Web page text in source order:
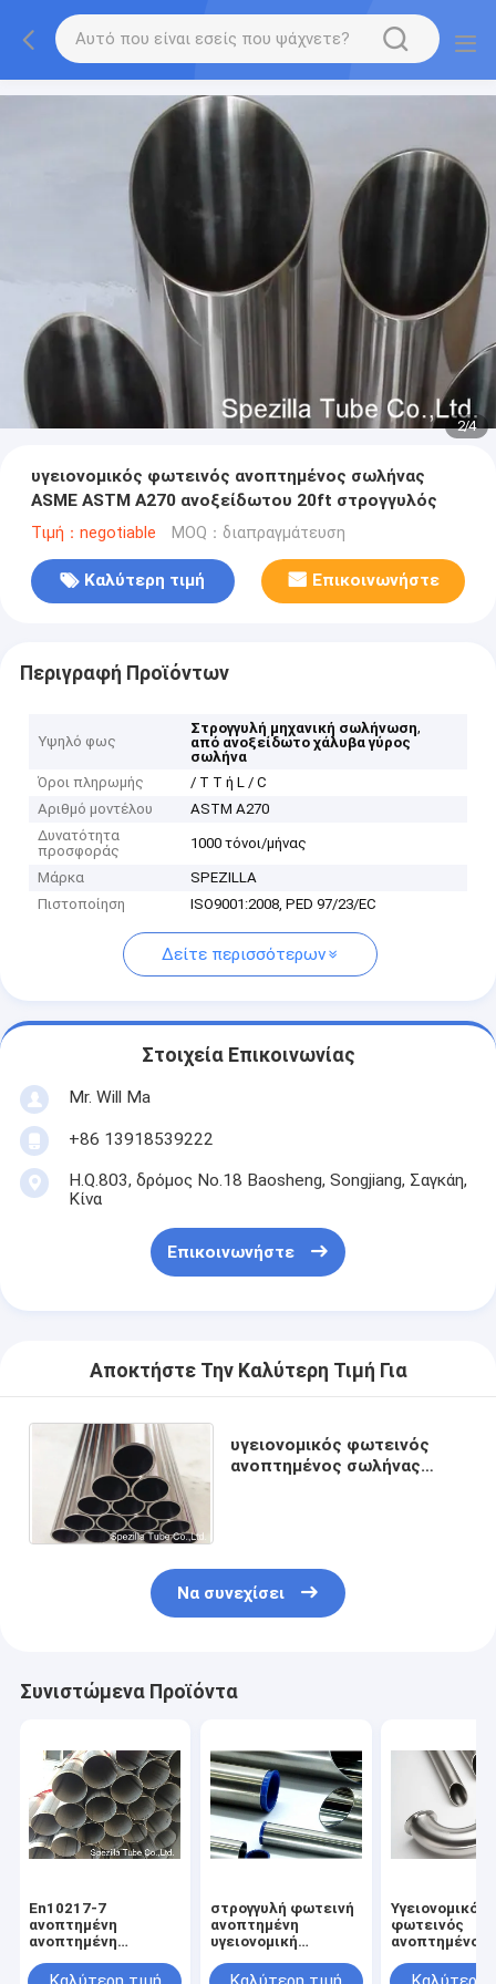
2/4
υγειονομικός φωτεινός ανοπτημένος σωλήνας
ASME ASTM A270 ανοξείδωτου 20ft στρογγυλός
Τιμή：negotiable MOQ：διαπραγμάτευση
Καλύτερη τιμή Επικοινωνήστε
Περιγραφή Προϊόντων
Υψηλό φως
Στρογγυλή μηχανική σωλήνωση,
από ανοξείδωτο χάλυβα γύρος
σωλήνα
Όροι πληρωμής
/ T T ή L / C
Αριθμό μοντέλου
ASTM A270
Δυνατότητα
προσφοράς
1000 τόνοι/μήνας
Μάρκα
SPEZILLA
Πιστοποίηση
ISO9001:2008, PED 97/23/EC
Δείτε περισσότερων
Στοιχεία Επικοινωνίας
Mr. Will Ma
+86 13918539222
H.Q.803, δρόμος No.18 Baosheng, Songjiang, Σαγκάη,
Κίνα
Επικοινωνήστε
Αποκτήστε Την Καλύτερη Τιμή Για
υγειονομικός φωτεινός
ανοπτημένος σωλήνας
Να συνεχίσει
Συνιστώμενα Προϊόντα
En10217-7
ανοπτημένη
ανοπτημένη
σχηματιστικότητα
στρογγυλή φωτεινή
ανοπτημένη
υγειονομική
σωλήνωση 3A 20FT
Υγειονομικός
φωτεινός
ανοπτημένος
ανοξείδωτου